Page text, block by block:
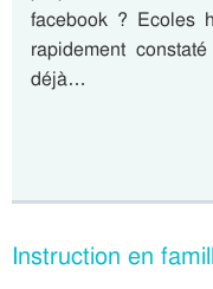
facebook ? Ecoles
rapidement
déjà…
Instruction en